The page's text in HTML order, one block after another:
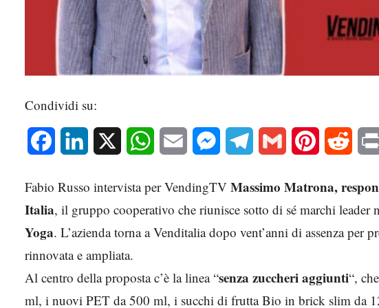
Condividi su:
Facebook LinkedIn WhatsAppEmail MessengerTelegram Gmail Pinterest
Fabio Russo intervista per VendingTV Massimo Matrona,
Italia, il gruppo cooperativo che riunisce sotto di sé marchi leader
Yoga. L’azienda torna a Venditalia dopo vent’anni di assenza per
rinnovata e ampliata.
Al centro della proposta c’è la linea “senza zuccheri aggiunti“,
ml, i nuovi PET da 500 ml, i succhi di frutta Bio in brick slim da